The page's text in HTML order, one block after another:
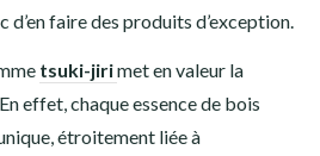
faire des produits d’exception.
tsuki-jirimet en valeur la
effet, chaque essence de bois
étroitement liée à